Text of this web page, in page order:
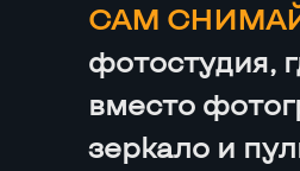
САМ
фотостудия,
вместо
зеркало и